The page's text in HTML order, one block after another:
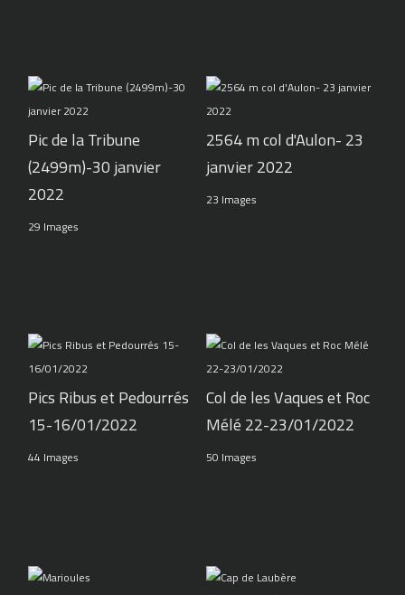
Pic de la Tribune
(2499m)-30 janvier
2022
29 Images
2564 m col d'Aulon- 23
janvier 2022
23 Images
Pics Ribus et Pedourrés
15-16/01/2022
44 Images
Col de les Vaques et Roc
Mélé 22-23/01/2022
50 Images